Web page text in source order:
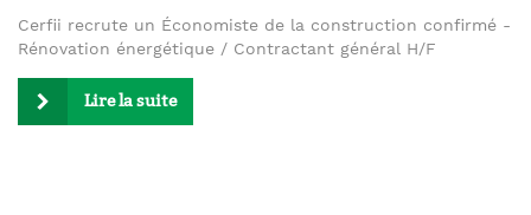
Cerfii recrute un Économiste de la construction confirmé -
Rénovation énergétique / Contractant général H/F
Lire la suite